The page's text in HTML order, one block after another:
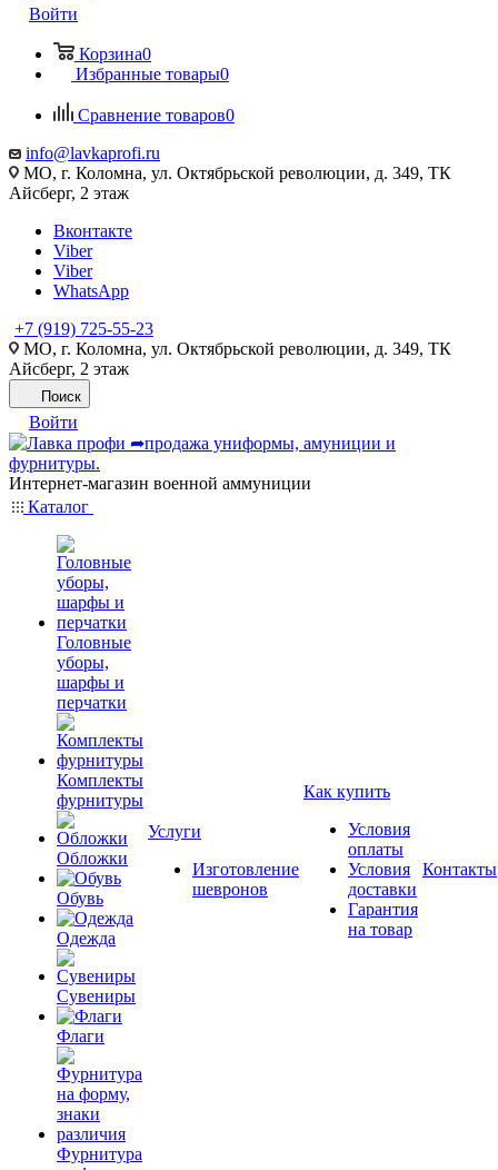
Войти
Корзина0
Избранные товары0
Сравнение товаров0
info@lavkaprofi.ru
МО, г. Коломна, ул. Октябрьской революции, д. 349, ТК
Айсберг, 2 этаж
Вконтакте
Viber
Viber
WhatsApp
+7 (919) 725-55-23
МО, г. Коломна, ул. Октябрьской революции, д. 349, ТК
Айсберг, 2 этаж
Поиск
Войти
Интернет-магазин военной аммуниции
Каталог
Головные
уборы,
шарфы и
перчатки
Комплекты
фурнитуры
Обложки
Обувь
Одежда
Сувениры
Флаги
Фурнитура
Услуги
Изготовление
шевронов
Как купить
Условия
оплаты
Условия
доставки
Гарантия
на товар
Контакты